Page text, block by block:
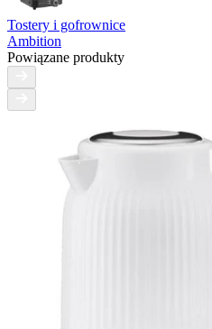
Tostery i gofrownice
Ambition
Powiązane produkty